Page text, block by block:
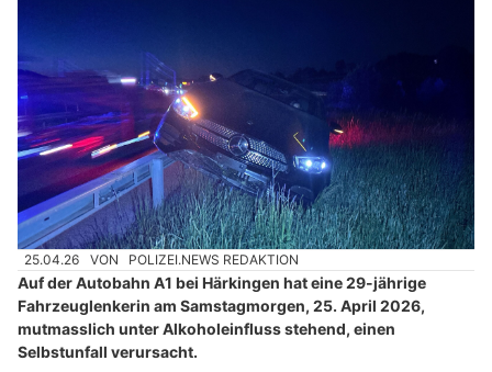
25.04.26 VON POLIZEI.NEWS REDAKTION
Auf der Autobahn A1 bei Härkingen hat eine 29-jährige
Fahrzeuglenkerin am Samstagmorgen, 25. April 2026,
mutmasslich unter Alkoholeinfluss stehend, einen
Selbstunfall verursacht.